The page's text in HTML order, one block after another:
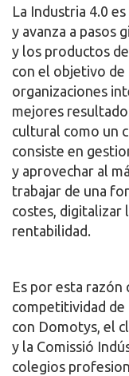
La Industria 4.0
y avanza a pasos
y los productos
con el objetivo de
organizaciones
mejores
cultural como un
consiste en
y aprovechar al
trabajar de una
costes, digitalizar
rentabilidad.
Es por esta razón
competitividad de
con Domotys, el
y la Comissió
colegios